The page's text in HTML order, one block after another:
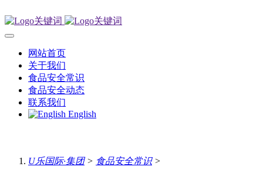
网站首页
关于我们
食品安全常识
食品安全动态
联系我们
English
U乐国际·集团> 食品安全常识>